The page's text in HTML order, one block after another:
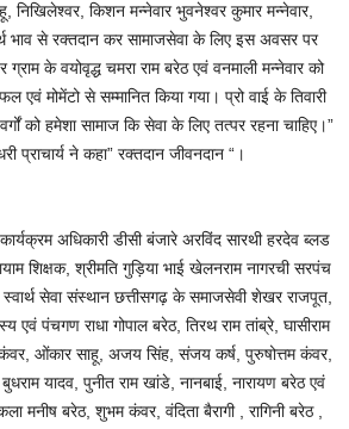
निखिलेश्वर, किशन मन्नेवार भुवनेश्वर कुमार मन्नेवार,
भाव से रक्तदान कर सामाजसेवा के लिए इस अवसर पर
के वयोवृद्ध चमरा राम बरेठ एवं वनमाली मन्नेवार को
एवं मोमेंटो से सम्मानित किया गया। प्रो वाई के तिवारी
को हमेशा सामाज कि सेवा के लिए तत्पर रहना चाहिए।”
प्राचार्य ने कहा” रक्तदान जीवनदान “।
अधिकारी डीसी बंजारे अरविंद सारथी हरदेव ब्लड
शिक्षक, श्रीमति गुड़िया भाई खेलनराम नागरची सरपंच
सेवा संस्थान छत्तीसगढ़ के समाजसेवी शेखर राजपूत,
पंचगण राधा गोपाल बरेठ, तिरथ राम तांब्रे, घासीराम
कंवर, ओंकार साहू, अजय सिंह, संजय कर्ष, पुरुषोत्तम कंवर,
यादव, पुनीत राम खांडे, नानबाई, नारायण बरेठ एवं
मनीष बरेठ, शुभम कंवर, वंदिता बैरागी , रागिनी बरेठ ,